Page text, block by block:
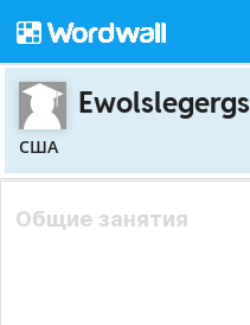
Ewolslegergs
США
Общие занятия